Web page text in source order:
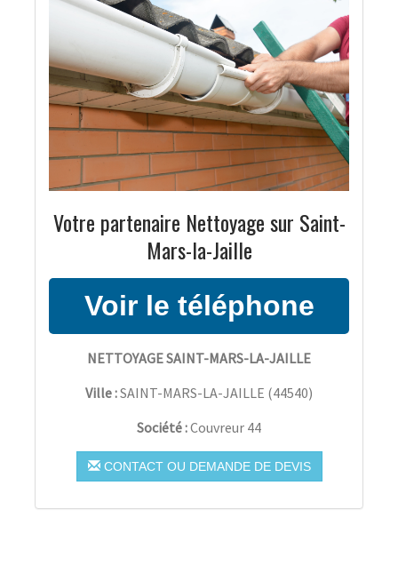
Votre partenaire Nettoyage sur Saint-
Mars-la-Jaille
NETTOYAGE SAINT-MARS-LA-JAILLE
Ville :SAINT-MARS-LA-JAILLE (44540)
Société :Couvreur 44
CONTACT OU DEMANDE DE DEVIS